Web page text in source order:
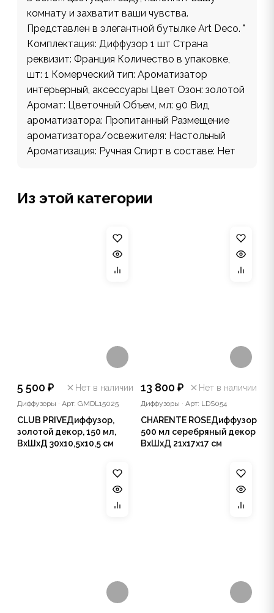
комнату и захватит ваши чувства.
Представлен в элегантной бутылке Art Deco. "
Комплектация: Диффузор 1 шт Страна
реквизит: Франция Количество в упаковке,
шт: 1 Комерческий тип: Ароматизатор
интерьерный, аксессуары Цвет Озон: золотой
Аромат: Цветочный Объем, мл: 90 Вид
ароматизатора: Пропитанный Размещение
ароматизатора/освежителя: Настольный
Ароматизация: Ручная Спирт в составе: Нет
Из этой категории
5 500 ₽ Нет в наличии
Диффузоры · Арт: GMDL15025
CLUB PRIVEДиффузор,
золотой декор, 150 мл,
ВхШхД 30х10,5х10,5 см
13 800 ₽ Нет в наличии
Диффузоры · Арт: LDS054
CHARENTE ROSEДиффузор
500 мл серебряный декор
ВхШхД 21х17х17 см